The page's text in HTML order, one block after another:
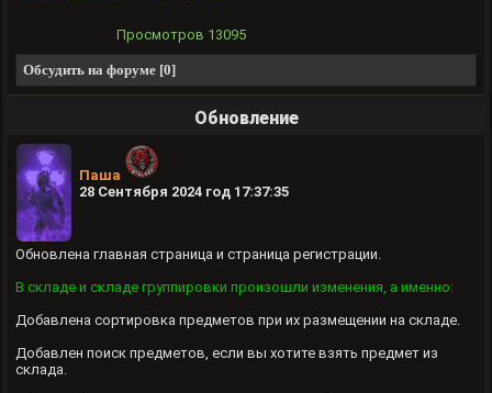
Просмотров 13095
Обсудить на форуме [0]
Обновление
Паша
28 Сентября 2024 год 17:37:35
Обновлена главная страница и страница регистрации.
В складе и складе группировки произошли изменения, а именно:
Добавлена сортировка предметов при их размещении на складе.
Добавлен поиск предметов, если вы хотите взять предмет из
склада.